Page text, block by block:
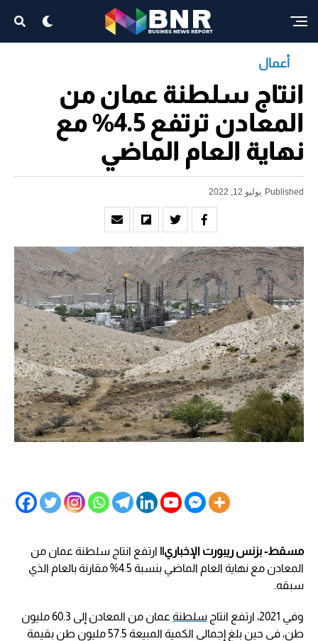
أعمال
انتاج سلطنة عمان من
المعادن ترتفع 4.5% مع
نهاية العام الماضي
Published يوليو 12, 2022
مسقط- بزنس ريبورت الإخباري|| ارتفع انتاج سلطنة عمان من
المعادن مع نهاية العام الماضي بنسبة 4.5% مقارنة بالعام الذي
سبقه.
وفي 2021، ارتفع انتاج سلطنة
عمان من المعادن إلى 60.3 مليون
طن، في حين بلغ إجمالي الكمية المبيعة 57.5 مليون طن بقيمة